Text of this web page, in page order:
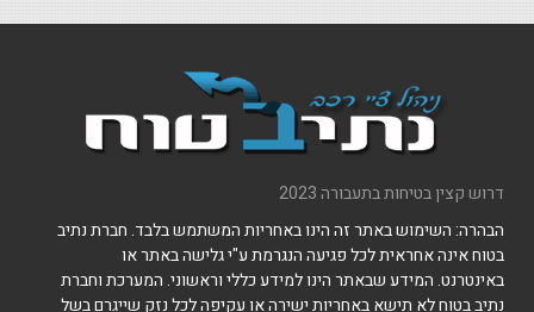
דרוש קצין בטיחות בתעבורה 2023
הבהרה: השימוש באתר זה הינו באחריות המשתמש בלבד. חברת נתיב
בטוח אינה אחראית לכל פגיעה הנגרמת ע"י גלישה באתר או
באינטרנט.המידע שבאתר הינו למידע כללי וראשוני.המערכת וחברת
נתיב בטוח לא תישא באחריות ישירה או עקיפה לכל נזק שייגרם בשל